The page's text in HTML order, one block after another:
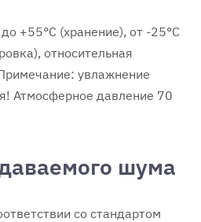
+55°С (хранение), от -25°С
относительная
увлажнение
Атмосферное давление 70
шума
со стандартом